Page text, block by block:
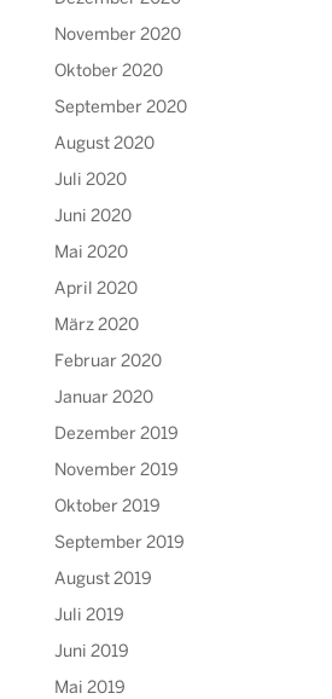
November 2020
Oktober 2020
September 2020
August 2020
Juli 2020
Juni 2020
Mai 2020
April 2020
März 2020
Februar 2020
Januar 2020
Dezember 2019
November 2019
Oktober 2019
September 2019
August 2019
Juli 2019
Juni 2019
Mai 2019